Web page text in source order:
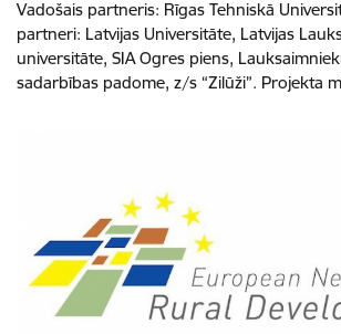
Vadošais partneris: Rīgas Tehniskā
partneri: Latvijas Universitāte, Latvijas
universitāte, SIA Ogres piens,
sadarbības padome, z/s “Zilūži”. Projekta